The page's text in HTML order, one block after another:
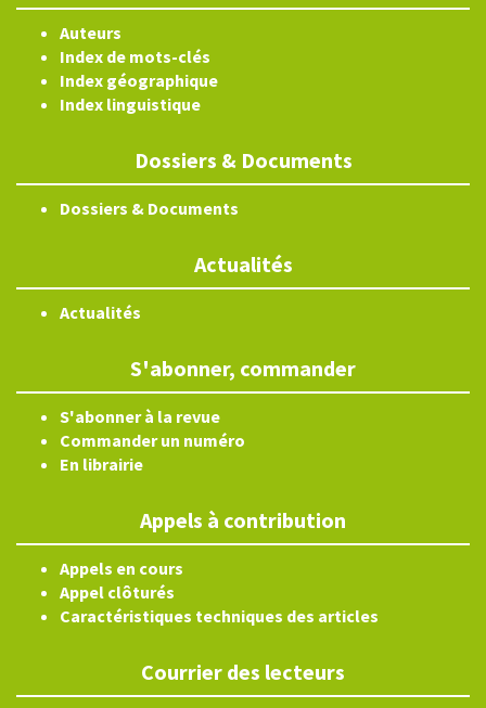
Auteurs
Index de mots-clés
Index géographique
Index linguistique
Dossiers & Documents
Dossiers & Documents
Actualités
Actualités
S'abonner, commander
S'abonner à la revue
Commander un numéro
En librairie
Appels à contribution
Appels en cours
Appel clôturés
Caractéristiques techniques des articles
Courrier des lecteurs